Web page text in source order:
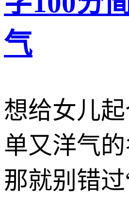
气
想给女儿
单又洋气的
那就别错过